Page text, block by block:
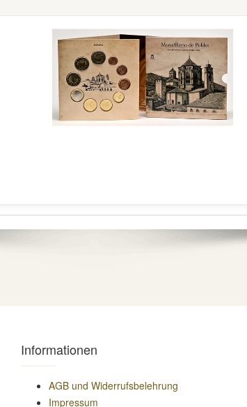
Informationen
AGB und Widerrufsbelehrung
Impressum